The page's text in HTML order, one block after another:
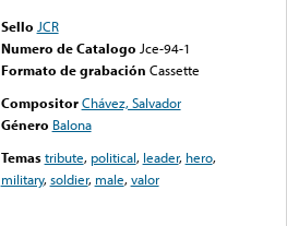
Sello JCR
Numero de Catalogo Jce-94-1
Formato de grabación Cassette
Compositor Chávez, Salvador
Género Balona
Temas tribute, political, leader, hero,
military,soldier, male,valor